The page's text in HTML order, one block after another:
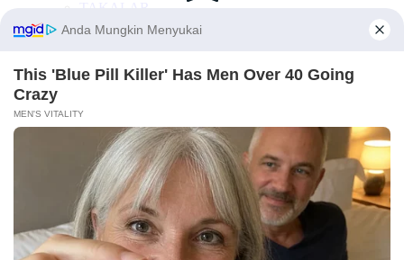
KESEHATAN
OTOMOTIF
TEKNOLOGI
INDEKS BERITA
LAINNYA
Manfaat Buah
Berita Otomotif
Berita Teknologi
Berita Internasional
Nissan
Mitsubishi
Rusia
Ukraina